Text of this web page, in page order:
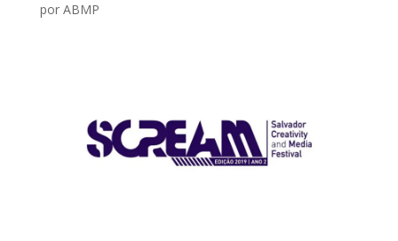
por ABMP